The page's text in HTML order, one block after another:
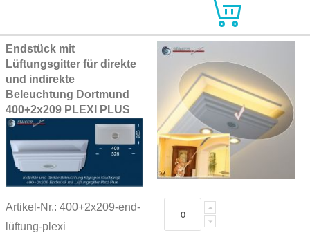
Endstück mit
Lüftungsgitter für direkte
und indirekte
Beleuchtung Dortmund
400+2x209 PLEXI PLUS
Artikel-Nr.: 400+2x209-end-
lüftung-plexi